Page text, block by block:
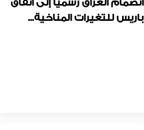
انضمام العراق رسمياً إلى اتفاق
باريس للتغيرات المناخية...